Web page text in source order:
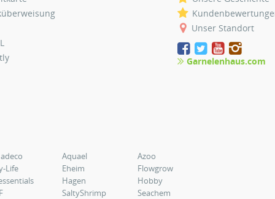
Unser Standort
Garnelenhaus.com
Aquael
Azoo
Life
Eheim
Flowgrow
Hagen
Hobby
SaltyShrimp
Seachem